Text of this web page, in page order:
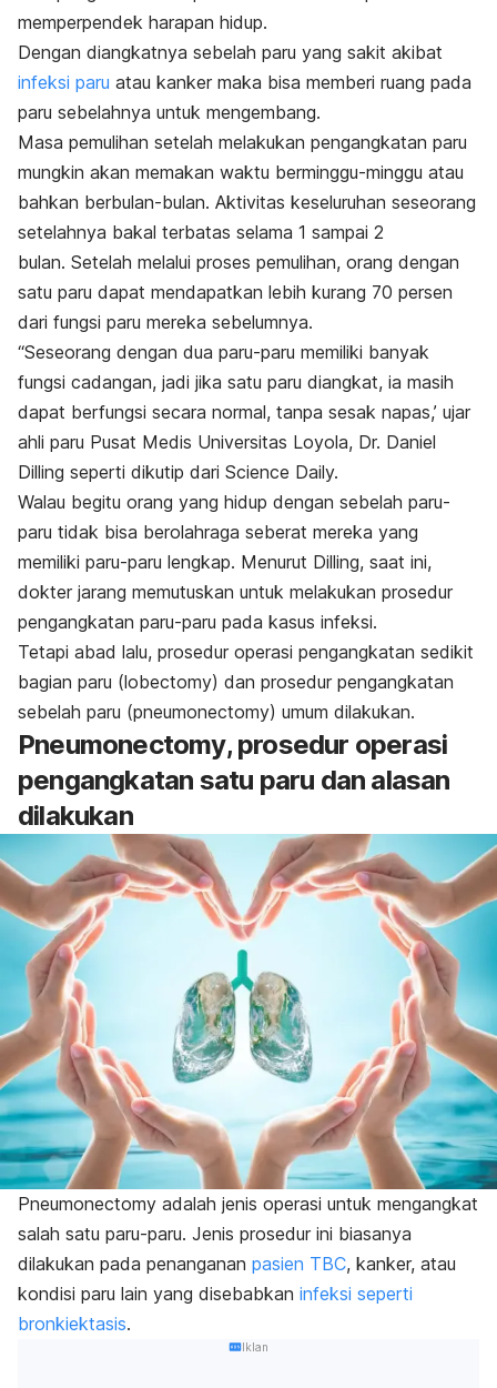
memperpendek harapan hidup.
Dengan diangkatnya sebelah paru yang sakit akibat
infeksi paru atau kanker maka bisa memberi ruang pada
paru sebelahnya untuk mengembang.
Masa pemulihan setelah melakukan pengangkatan paru
mungkin akan memakan waktu berminggu-minggu atau
bahkan berbulan-bulan. Aktivitas keseluruhan seseorang
setelahnya bakal terbatas selama 1 sampai 2
bulan. Setelah melalui proses pemulihan, orang dengan
satu paru dapat mendapatkan lebih kurang 70 persen
dari fungsi paru mereka sebelumnya.
“Seseorang dengan dua paru-paru memiliki banyak
fungsi cadangan, jadi jika satu paru diangkat, ia masih
dapat berfungsi secara normal, tanpa sesak napas,’ ujar
ahli paru Pusat Medis Universitas Loyola, Dr. Daniel
Dilling seperti dikutip dari Science Daily.
Walau begitu orang yang hidup dengan sebelah paru-
paru tidak bisa berolahraga seberat mereka yang
memiliki paru-paru lengkap. Menurut Dilling, saat ini,
dokter jarang memutuskan untuk melakukan prosedur
pengangkatan paru-paru pada kasus infeksi.
Tetapi abad lalu, prosedur operasi pengangkatan sedikit
bagian paru (lobectomy) dan prosedur pengangkatan
sebelah paru (pneumonectomy) umum dilakukan.
Pneumonectomy, prosedur operasi
pengangkatan satu paru dan alasan
dilakukan
Pneumonectomy adalah jenis operasi untuk mengangkat
salah satu paru-paru. Jenis prosedur ini biasanya
dilakukan pada penanganan pasien TBC, kanker, atau
kondisi paru lain yang disebabkan infeksi seperti
bronkiektasis.
Iklan